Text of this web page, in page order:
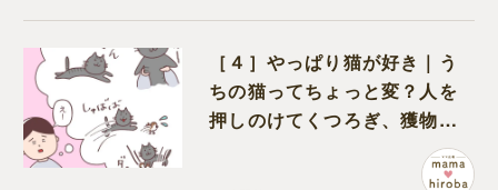
［４］やっぱり猫が好き｜う
ちの猫ってちょっと変？人を
押しのけてくつろぎ、獲物に
も物怖じしない鋼のハート